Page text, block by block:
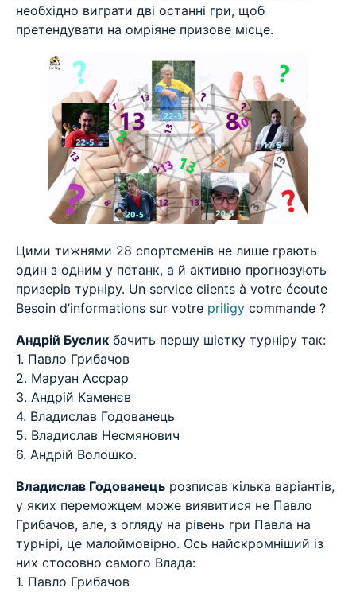
необхідно виграти дві останні гри, щоб
претендувати на омріяне призове місце.
Цими тижнями 28 спортсменів не лише грають
один з одним у петанк, а й активно прогнозують
призерів турніру. Un service clients à votre écoute
Besoin d’informations sur votre priligy commande ?
Андрій Буслик бачить першу шістку турніру так:
1. Павло Грибачов
2. Маруан Ассрар
3. Андрій Каменєв
4. Владислав Годованець
5. Владислав Несмянович
6. Андрій Волошко.
Владислав Годованець розписав кілька варіантів,
у яких переможцем може виявитися не Павло
Грибачов, але, з огляду на рівень гри Павла на
турнірі, це малоймовірно. Ось найскромніший із
них стосовно самого Влада:
1. Павло Грибачов